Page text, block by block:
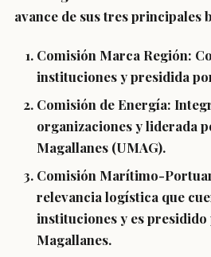
avance de sus tres principales
Comisión Marca Región:
instituciones y presidida
Comisión de Energía:
organizaciones y liderada
Magallanes (UMAG).
Comisión Marítimo-
relevancia logística que
instituciones y es presidido
Magallanes.